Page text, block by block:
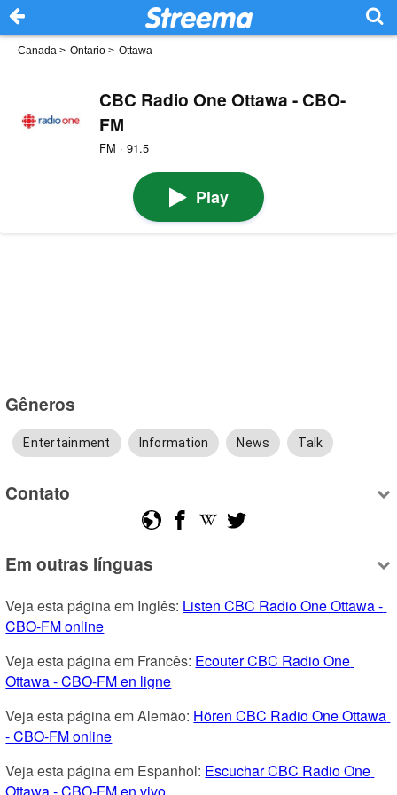
Canada > Ontario > Ottawa
CBC Radio One Ottawa - CBO-
FM
FM · 91.5
Play
Gêneros
Entertainment Information News Talk
Contato
Em outras línguas
Veja esta página em Inglês: Listen CBC Radio One Ottawa -
CBO-FM online
Veja esta página em Francês: Ecouter CBC Radio One
Ottawa - CBO-FM en ligne
Veja esta página em Alemão: Hören CBC Radio One Ottawa
- CBO-FM online
Veja esta página em Espanhol: Escuchar CBC Radio One
Ottawa - CBO-FM en vivo